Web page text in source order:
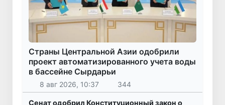
Страны Центральной Азии одобрили
проект автоматизированного учета воды
в бассейне Сырдарьи
8 авг 2026, 10:37 344
Сенат одобрил Конституционный закон о